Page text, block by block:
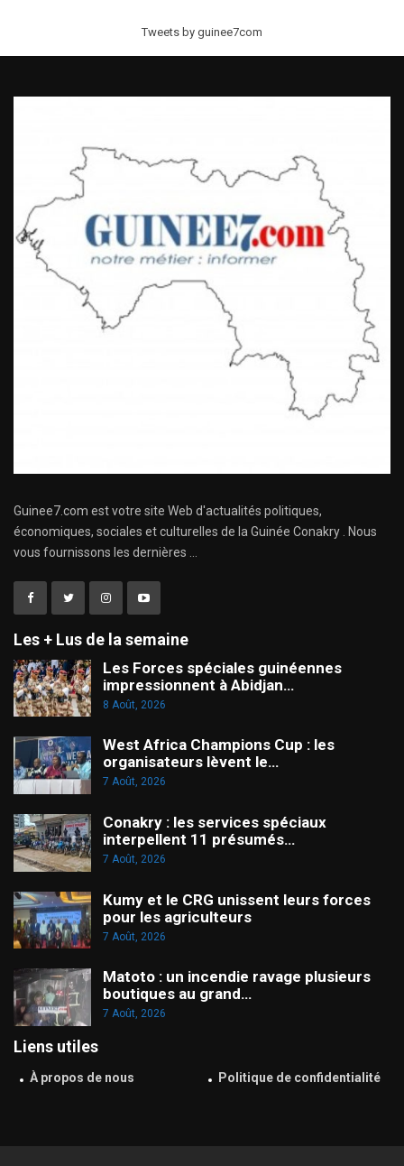
Tweets by guinee7com
Guinee7.com est votre site Web d'actualités politiques,
économiques, sociales et culturelles de la Guinée Conakry . Nous
vous fournissons les dernières ...
Les + Lus de la semaine
Les Forces spéciales guinéennes
impressionnent à Abidjan…
8 Août, 2026
West Africa Champions Cup : les
organisateurs lèvent le…
7 Août, 2026
Conakry : les services spéciaux
interpellent 11 présumés…
7 Août, 2026
Kumy et le CRG unissent leurs forces
pour les agriculteurs
7 Août, 2026
Matoto : un incendie ravage plusieurs
boutiques au grand…
7 Août, 2026
Liens utiles
À propos de nous Politique de confidentialité